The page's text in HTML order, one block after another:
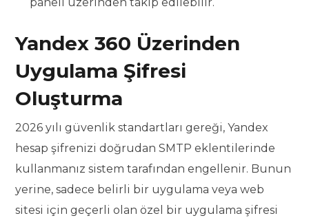
paneli üzerinden takip edilebilir.
Yandex 360 Üzerinden
Uygulama Şifresi
Oluşturma
2026 yılı güvenlik standartları gereği, Yandex
hesap şifrenizi doğrudan SMTP eklentilerinde
kullanmanız sistem tarafından engellenir. Bunun
yerine, sadece belirli bir uygulama veya web
sitesi için geçerli olan özel bir uygulama şifresi